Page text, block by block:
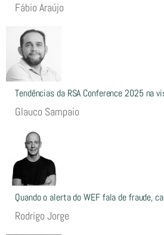
Fábio Araújo
Tendências da RSA Conference 2025 na
Glauco Sampaio
Quando o alerta do WEF fala de fraude,
Rodrigo Jorge